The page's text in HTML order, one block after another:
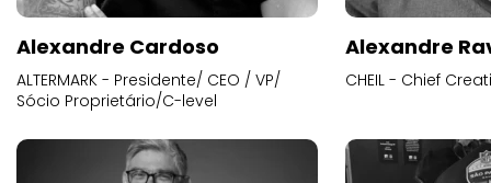
Alexandre Cardoso
ALTERMARK - Presidente/ CEO / VP/
Sócio Proprietário/C-level
Alexandre
CHEIL - Chief